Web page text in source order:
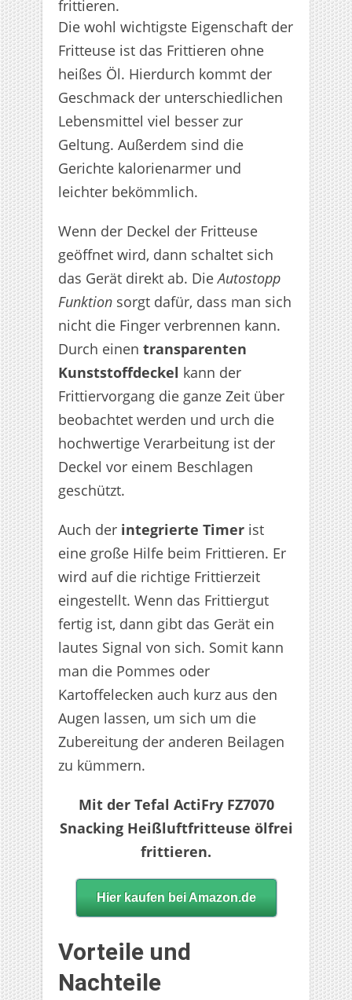
frittieren.
Die wohl wichtigste Eigenschaft der
Fritteuse ist das Frittieren ohne
heißes Öl. Hierdurch kommt der
Geschmack der unterschiedlichen
Lebensmittel viel besser zur
Geltung. Außerdem sind die
Gerichte kalorienarmer und
leichter bekömmlich.
Wenn der Deckel der Fritteuse
geöffnet wird, dann schaltet sich
das Gerät direkt ab. DieAutostopp
Funktion sorgt dafür, dass man sich
nicht die Finger verbrennen kann.
Durch einen transparenten
Kunststoffdeckel kann der
Frittiervorgang die ganze Zeit über
beobachtet werden und urch die
hochwertige Verarbeitung ist der
Deckel vor einem Beschlagen
geschützt.
Auch der integrierte Timer ist
eine große Hilfe beim Frittieren. Er
wird auf die richtige Frittierzeit
eingestellt. Wenn das Frittiergut
fertig ist, dann gibt das Gerät ein
lautes Signal von sich. Somit kann
man die Pommes oder
Kartoffelecken auch kurz aus den
Augen lassen, um sich um die
Zubereitung der anderen Beilagen
zu kümmern.
Mit der Tefal ActiFry FZ7070
Snacking Heißluftfritteuse ölfrei
frittieren.
Hier kaufen bei Amazon.de
Vorteile und
Nachteile